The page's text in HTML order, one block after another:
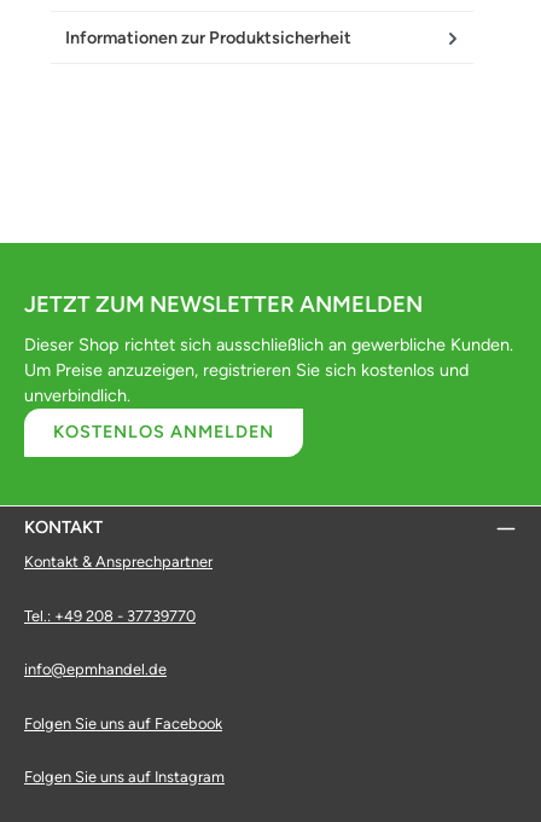
Informationen zur Produktsicherheit
JETZT ZUM NEWSLETTER ANMELDEN
Dieser Shop richtet sich ausschließlich an gewerbliche Kunden.
Um Preise anzuzeigen, registrieren Sie sich kostenlos und
unverbindlich.
KOSTENLOS ANMELDEN
KONTAKT
Kontakt & Ansprechpartner
Tel.: +49 208 - 37739770
info@epmhandel.de
Folgen Sie uns auf Facebook
Folgen Sie uns auf Instagram